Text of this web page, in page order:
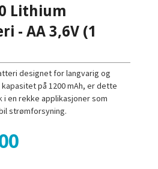
Lithium
- AA 3,6V (1
designet for langvarig og
på 1200 mAh, er dette
en rekke applikasjoner som
strømforsyning.